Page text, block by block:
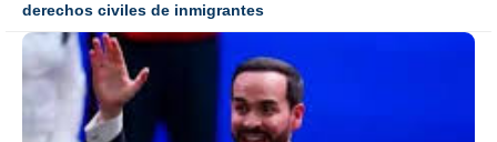
derechos civiles de inmigrantes